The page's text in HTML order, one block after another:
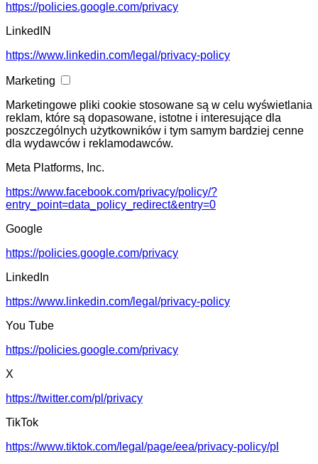
https://policies.google.com/privacy
LinkedIN
https://www.linkedin.com/legal/privacy-policy
Marketing
Marketingowe pliki cookie stosowane są w celu wyświetlania
reklam, które są dopasowane, istotne i interesujące dla
poszczególnych użytkowników i tym samym bardziej cenne
dla wydawców i reklamodawców.
Meta Platforms, Inc.
https://www.facebook.com/privacy/policy/?
entry_point=data_policy_redirect&entry=0
Google
https://policies.google.com/privacy
LinkedIn
https://www.linkedin.com/legal/privacy-policy
You Tube
https://policies.google.com/privacy
X
https://twitter.com/pl/privacy
TikTok
https://www.tiktok.com/legal/page/eea/privacy-policy/pl